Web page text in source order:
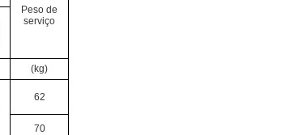
Peso de
serviço
(kg)
62
70